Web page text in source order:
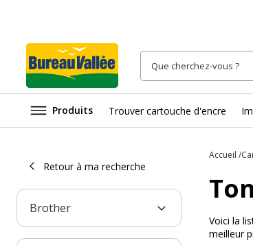
Produits Trouver cartouche d'encre
Retour à ma recherche
Brother
Accueil
Voici la
meilleur